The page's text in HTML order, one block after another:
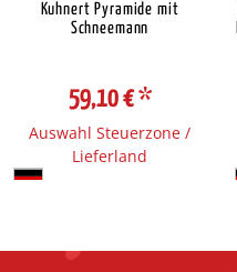
Kuhnert Pyramide mit
Schneemann
59,10 €*
Auswahl Steuerzone /
Lieferland